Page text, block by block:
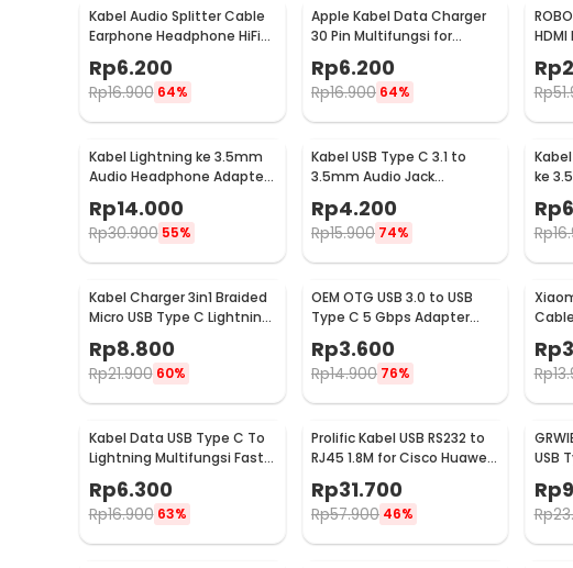
Rincian yang Anda dapatkan untuk pembelian produk ini:
1 x ESSAGER Kabel Data USB Type C Multifungsi Fast Charging
Kabel Audio Splitter Cable
Earphone Headphone HiFi
3.5mm to 2x3.5mm - AV115
Rp6.200
Rp16.900 64%
Apple Kabel Data Charger
30 Pin Multifungsi for
iPhone iPad iPod 1M - S-
IPAD
Rp6.200
Rp16.900 64%
Rp
Rp
Kabel Lightning ke 3.5mm
Audio Headphone Adapter
Rp14.000
Rp30.900 55%
Kabel USB Type C 3.1 to
3.5mm Audio Jack
L41
Rp4.200
Rp15.900 74%
ke
Rp
Rp
Kabel Charger 3in1 Braided
Micro USB Type C Lightning
3A 1.2M - US186
Rp8.800
Rp21.900 60%
OEM OTG USB 3.0 to USB
Type C 5 Gbps Adapter
Conveter - US154
Rp3.600
Rp14.900 76%
Rp
Rp
Kabel Data USB Type C To
Lightning Multifungsi Fast
Charging 5V 2A 1M - 1636
Rp6.300
Rp16.900 63%
Prolific Kabel USB RS232 to
RJ45 1.8M for Cisco Huawei
Server Router - PL2303RA
Rp31.700
Rp57.900 46%
USB
Rp
Rp